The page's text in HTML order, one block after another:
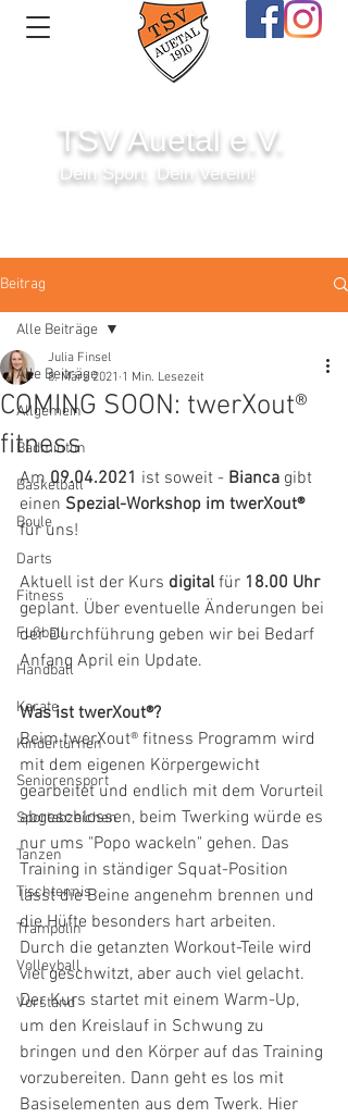
TSV Auetal e.V.
Dein Sport. Dein Verein!
Beitrag
Alle Beiträge
Allgemein
Badminton
Basketball
Boule
Darts
Fitness
Fußball
Handball
Karate
Kinderturnen
Seniorensport
Sportabzeichen
Tanzen
Tischtennis
Trampolin
Volleyball
Vorstand
Alle Beiträge
COMING SOON: twerXout®
fitness
Julia Finsel
8. März 2021 1 Min. Lesezeit
Am 09.04.2021 ist soweit - Bianca gibt
einen Spezial-Workshop im twerXout®
für uns!
Aktuell ist der Kurs digital für 18.00 Uhr
geplant. Über eventuelle Änderungen bei
der Durchführung geben wir bei Bedarf
Anfang April ein Update.
Was ist twerXout®?
Beim twerXout® fitness Programm wird
mit dem eigenen Körpergewicht
gearbeitet und endlich mit dem Vorurteil
abgeschlossen, beim Twerking würde es
nur ums "Popo wackeln" gehen. Das
Training in ständiger Squat-Position
lässt die Beine angenehm brennen und
die Hüfte besonders hart arbeiten.
Durch die getanzten Workout-Teile wird
viel geschwitzt, aber auch viel gelacht.
Der Kurs startet mit einem Warm-Up,
um den Kreislauf in Schwung zu
bringen und den Körper auf das Training
vorzubereiten. Dann geht es los mit
Basiselementen aus dem Twerk. Hier